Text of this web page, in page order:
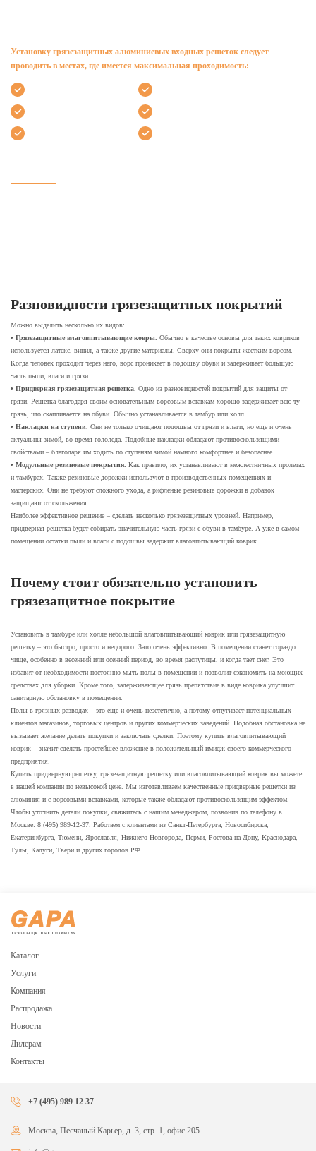
Установку грязезащитных алюминиевых входных решеток следует
проводить в местах, где имеется максимальная проходимость:
Разновидности грязезащитных покрытий
Можно выделить несколько их видов:
• Грязезащитные влаговпитывающие ковры. Обычно в качестве основы для таких ковриков
используется латекс, винил, а также другие материалы. Сверху они покрыты жестким ворсом.
Когда человек проходит через него, ворс проникает в подошву обуви и задерживает большую
часть пыли, влаги и грязи.
• Придверная грязезащитная решетка. Одно из разновидностей покрытий для защиты от
грязи. Решетка благодаря своим основательным ворсовым вставкам хорошо задерживает всю ту
грязь, что скапливается на обуви. Обычно устанавливается в тамбур или холл.
• Накладки на ступени. Они не только очищают подошвы от грязи и влаги, но еще и очень
актуальны зимой, во время гололеда. Подобные накладки обладают противоскользящими
свойствами – благодаря им ходить по ступеням зимой намного комфортнее и безопаснее.
• Модульные резиновые покрытия. Как правило, их устанавливают в межлестничных пролетах
и тамбурах. Также резиновые дорожки используют в производственных помещениях и
мастерских. Они не требуют сложного ухода, а рифленые резиновые дорожки в добавок
защищают от скольжения.
Наиболее эффективное решение – сделать несколько грязезащитных уровней. Например,
придверная решетка будет собирать значительную часть грязи с обуви в тамбуре. А уже в самом
помещении остатки пыли и влаги с подошвы задержит влаговпитывающий коврик.
Почему стоит обязательно установить
грязезащитное покрытие
Установить в тамбуре или холле небольшой влаговпитывающий коврик или грязезащитную
решетку – это быстро, просто и недорого. Зато очень эффективно. В помещении станет гораздо
чище, особенно в весенний или осенний период, во время распутицы, и когда тает снег. Это
избавит от необходимости постоянно мыть полы в помещении и позволит сэкономить на моющих
средствах для уборки. Кроме того, задерживающее грязь препятствие в виде коврика улучшит
санитарную обстановку в помещении.
Полы в грязных разводах – это еще и очень неэстетично, а потому отпугивает потенциальных
клиентов магазинов, торговых центров и других коммерческих заведений. Подобная обстановка не
вызывает желание делать покупки и заключать сделки. Поэтому купить влаговпитывающий
коврик – значит сделать простейшее вложение в положительный имидж своего коммерческого
предприятия.
Купить придверную решетку, грязезащитную решетку или влаговпитывающий коврик вы можете
в нашей компании по невысокой цене. Мы изготавливаем качественные придверные решетки из
алюминия и с ворсовыми вставками, которые также обладают противоскользящим эффектом.
Чтобы уточнить детали покупки, свяжитесь с нашим менеджером, позвонив по телефону в
Москве: 8 (495) 989-12-37. Работаем с клиентами из Санкт-Петербурга, Новосибирска,
Екатеринбурга, Тюмени, Ярославля, Нижнего Новгорода, Перми, Ростова-на-Дону, Краснодара,
Тулы, Калуги, Твери и других городов РФ.
Каталог
Услуги
Компания
Распродажа
Новости
Дилерам
Контакты
+7 (495) 989 12 37
Москва, Песчаный Карьер, д. 3, стр. 1, офис 205